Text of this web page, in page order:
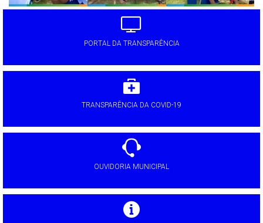
PORTAL DA TRANSPARÊNCIA
TRANSPARÊNCIA DA COVID-19
OUVIDORIA MUNICIPAL